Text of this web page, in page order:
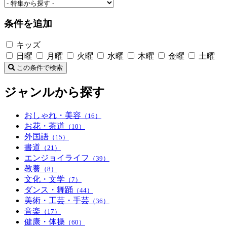
条件を追加
キッズ
日曜
月曜 火曜 水曜 木曜 金曜 土曜
この条件で検索
ジャンルから探す
おしゃれ・美容 （16）
お花・茶道 （10）
外国語 （15）
書道 （21）
エンジョイライフ （39）
教養 （8）
文化・文学 （7）
ダンス・舞踊 （44）
美術・工芸・手芸 （36）
音楽 （17）
健康・体操 （60）